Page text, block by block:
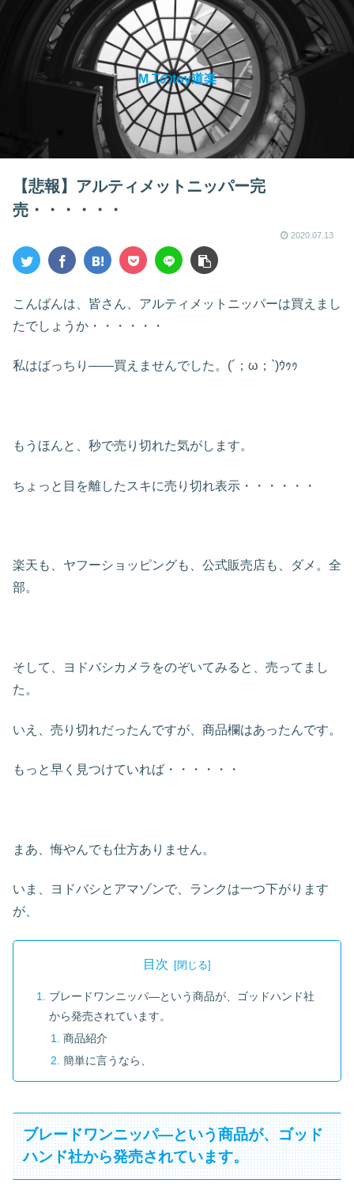
M.Tのtoy道楽
【悲報】アルティメットニッパー完
売・・・・・・
2020.07.13
こんばんは、皆さん、アルティメットニッパーは買えまし
たでしょうか・・・・・・
私はばっちり――買えませんでした。(´；ω；`)ｳｩｩ
もうほんと、秒で売り切れた気がします。
ちょっと目を離したスキに売り切れ表示・・・・・・
楽天も、ヤフーショッピングも、公式販売店も、ダメ。全
部。
そして、ヨドバシカメラをのぞいてみると、売ってまし
た。
いえ、売り切れだったんですが、商品欄はあったんです。
もっと早く見つけていれば・・・・・・
まあ、悔やんでも仕方ありません。
いま、ヨドバシとアマゾンで、ランクは一つ下がります
が、
目次
ブレードワンニッパ―という商品が、ゴッドハンド社
から発売されています。
商品紹介
簡単に言うなら、
ブレードワンニッパ―という商品が、ゴッド
ハンド社から発売されています。